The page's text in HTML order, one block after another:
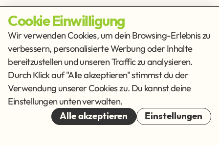
Info
Impressum
Datenschutz
AGB
Get Social
© 2026
Cookie Einwilligung
Wir verwenden Cookies, um dein Browsing-Erlebnis zu
verbessern, personalisierte Werbung oder Inhalte
bereitzustellen und unseren Traffic zu analysieren.
Durch Klick auf "Alle akzeptieren" stimmst du der
Verwendung unserer Cookies zu. Du kannst deine
Einstellungen unten verwalten.
Alle akzeptieren Einstellungen